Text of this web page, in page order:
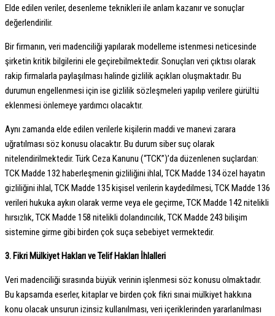
Elde edilen veriler, desenleme teknikleri ile anlam kazanır ve sonuçlar
değerlendirilir.
Bir firmanın, veri madenciliği yapılarak modelleme istenmesi neticesinde
şirketin kritik bilgilerini ele geçirebilmektedir. Sonuçları veri çıktısı olarak
rakip firmalarla paylaşılması halinde gizlilik açıkları oluşmaktadır. Bu
durumun engellenmesi için ise gizlilik sözleşmeleri yapılıp verilere gürültü
eklenmesi önlemeye yardımcı olacaktır.
Aynı zamanda elde edilen verilerle kişilerin maddi ve manevi zarara
uğratılması söz konusu olacaktır. Bu durum siber suç olarak
nitelendirilmektedir. Türk Ceza Kanunu (“TCK”)’da düzenlenen suçlardan:
TCK Madde 132 haberleşmenin gizliliğini ihlal, TCK Madde 134 özel hayatın
gizliliğini ihlal, TCK Madde 135 kişisel verilerin kaydedilmesi, TCK Madde 136
verileri hukuka aykırı olarak verme veya ele geçirme, TCK Madde 142 nitelikli
hırsızlık, TCK Madde 158 nitelikli dolandırıcılık, TCK Madde 243 bilişim
sistemine girme gibi birden çok suça sebebiyet vermektedir.
3. Fikri Mülkiyet Hakları ve Telif Hakları İhlalleri
Veri madenciliği sırasında büyük verinin işlenmesi söz konusu olmaktadır.
Bu kapsamda eserler, kitaplar ve birden çok fikri sınai mülkiyet hakkına
konu olacak unsurun izinsiz kullanılması, veri içeriklerinden yararlanılması